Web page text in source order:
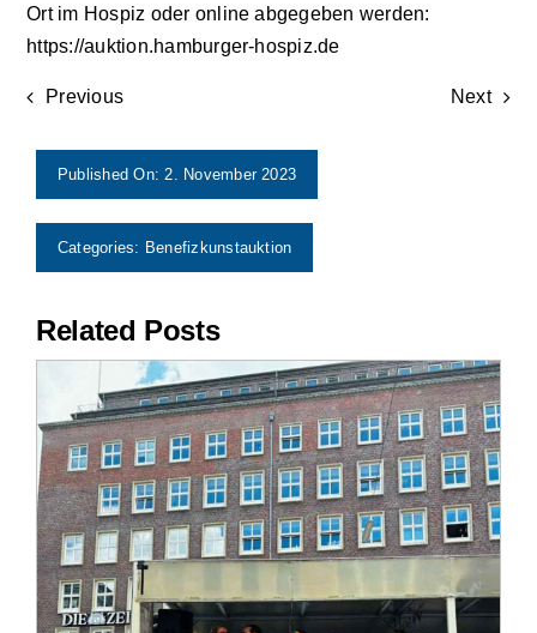
Ort im Hospiz oder online abgegeben werden:
https://auktion.hamburger-hospiz.de
Previous Next
Published On: 2. November 2023
Categories: Benefizkunstauktion
Related Posts